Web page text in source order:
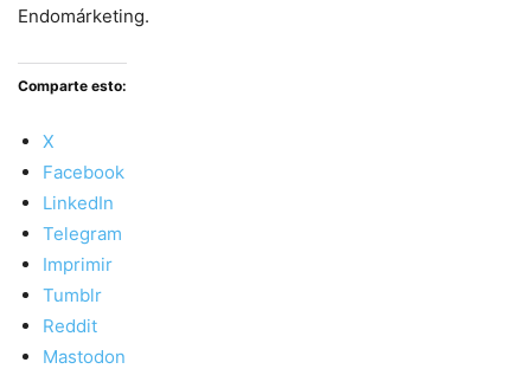
Endomárketing.
Comparte esto:
X
Facebook
LinkedIn
Telegram
Imprimir
Tumblr
Reddit
Mastodon